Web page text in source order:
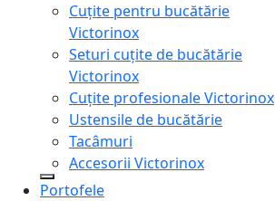
Cuțite pentru bucătărie
Victorinox
Seturi cuțite de bucătărie
Victorinox
Cuțite profesionale Victorinox
Ustensile de bucătărie
Tacâmuri
Accesorii Victorinox
Portofele